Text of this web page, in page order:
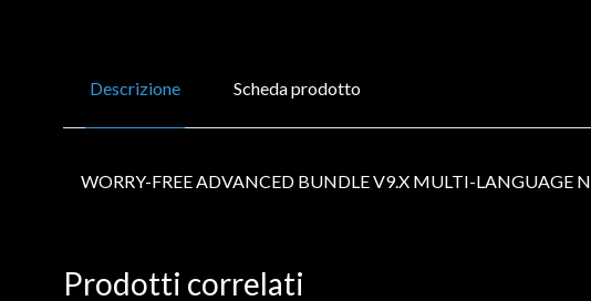
Descrizione Scheda prodotto
WORRY-FREE ADVANCED BUNDLE V9.X MULTI-LANGUAGE N
Prodotti correlati